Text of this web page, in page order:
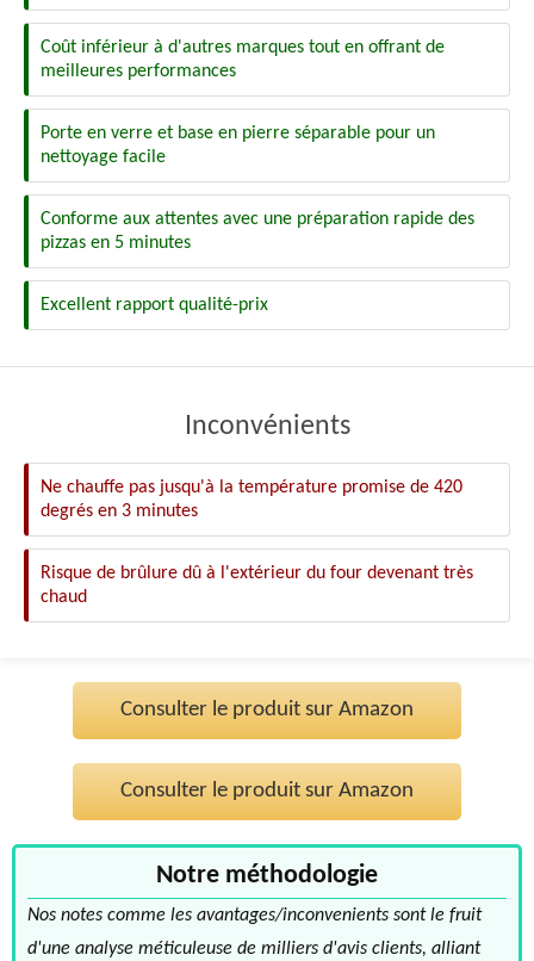
Coût inférieur à d'autres marques tout en offrant de
meilleures performances
Porte en verre et base en pierre séparable pour un
nettoyage facile
Conforme aux attentes avec une préparation rapide des
pizzas en 5 minutes
Excellent rapport qualité-prix
Inconvénients
Ne chauffe pas jusqu'à la température promise de 420
degrés en 3 minutes
Risque de brûlure dû à l'extérieur du four devenant très
chaud
Consulter le produit sur Amazon
Consulter le produit sur Amazon
Notre méthodologie
Nos notes comme les avantages/inconvenients sont le fruit
d'une analyse méticuleuse de milliers d'avis clients, alliant